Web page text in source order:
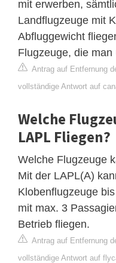
mit erwerben,
Landflugzeuge mit
Abfluggewicht
Flugzeuge, die
Antrag auf Entfernung
vollständige Antwort auf
Welche
LAPL Fliegen?
Welche Flugzeuge
Mit der LAPL(A)
Klobenflugzeuge
mit max. 3
Betrieb fliegen.
Antrag auf Entfernung
vollständige Antwort auf